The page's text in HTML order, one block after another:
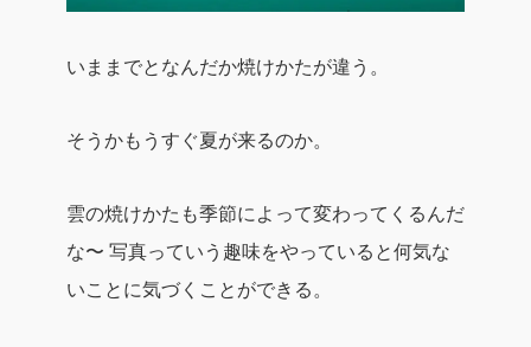
いままでとなんだか焼けかたが違う。
そうかもうすぐ夏が来るのか。
雲の焼けかたも季節によって変わってくるんだ
な〜 写真っていう趣味をやっていると何気な
いことに気づくことができる。